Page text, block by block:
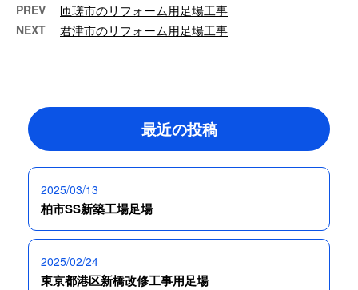
PREV 匝瑳市のリフォーム用足場工事
NEXT 君津市のリフォーム用足場工事
最近の投稿
2025/03/13
柏市SS新築工場足場
2025/02/24
東京都港区新橋改修工事用足場